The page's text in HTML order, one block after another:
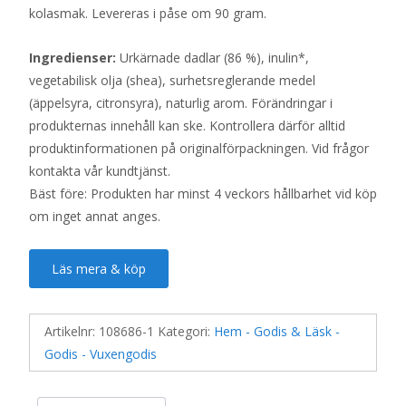
kolasmak. Levereras i påse om 90 gram.
Ingredienser: Urkärnade dadlar (86 %), inulin*,
vegetabilisk olja (shea), surhetsreglerande medel
(äppelsyra, citronsyra), naturlig arom. Förändringar i
produkternas innehåll kan ske. Kontrollera därför alltid
produktinformationen på originalförpackningen. Vid frågor
kontakta vår kundtjänst.
Bäst före: Produkten har minst 4 veckors hållbarhet vid köp
om inget annat anges.
Läs mera & köp
Artikelnr: 108686-1 Kategori: Hem - Godis & Läsk -
Godis - Vuxengodis